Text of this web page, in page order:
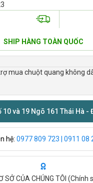
SHIP HÀNG TOÀN QUỐC
mua chuột quang không
10 và 19 Ngõ 161 Thái Hà -
hệ: 0977 809 723 | 0911 08
SỞ CỦA CHÚNG TÔI (Chính